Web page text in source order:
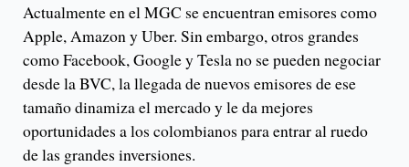
Actualmente en el MGC se encuentran emisores como
Apple, Amazon y Uber. Sin embargo, otros grandes
como Facebook, Google y Tesla no se pueden negociar
desde la BVC, la llegada de nuevos emisores de ese
tamaño dinamiza el mercado y le da mejores
oportunidades a los colombianos para entrar al ruedo
de las grandes inversiones.